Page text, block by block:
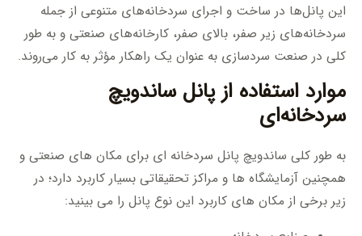
این پانل‌ها در ساخت و اجرای سردخانه‌های متنوعی از جمله
سردخانه‌های زیر صفر، بالای صفر، کارخانه‌های صنعتی و به طور
کلی در صنعت سردسازی به عنوان یک راهکار مؤثر به کار می‌روند.
موارد استفاده از پانل ساندویچ
سردخانه‌ای
به طور کلی ساندویچ پانل سردخانه ای برای مکان های صنعتی و
همچنین آزمایشگاه ها و مراکز تحقیقاتی بسیار کاربرد دارد؛ در
زیر برخی از مکان های کاربرد این نوع پانل را می بینید: